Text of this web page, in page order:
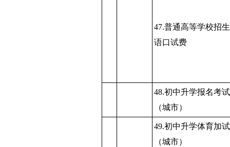
47.普通高等学校招
语口试费
48.初中升学报名考
（城市）
49.初中升学体育加
（城市）